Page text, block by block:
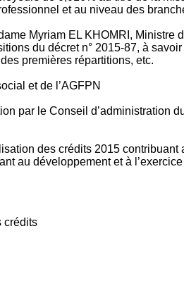
et au niveau des
Myriam EL KHOMRI,
du décret n° 2015-87, à
premières répartitions, etc.
et de l’AGFPN
par le Conseil d’administration
des crédits 2015
au développement et à
crédits